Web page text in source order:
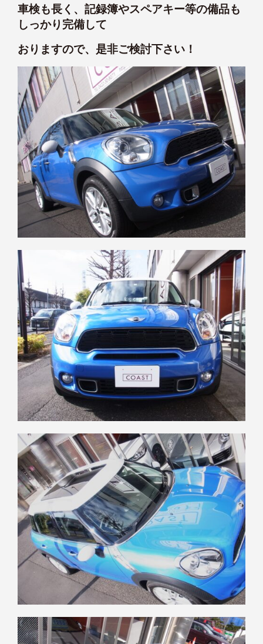
車検も長く、記録簿やスペアキー等の備品も
しっかり完備して
おりますので、是非ご検討下さい！